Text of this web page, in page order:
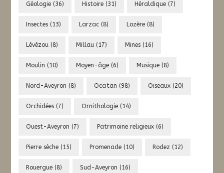
Géologie (36) Histoire (31) Héraldique (7)
Insectes (13) Larzac (8) Lozère (8)
Lévézou (8) Millau (17) Mines (16)
Moulin (10) Moyen-âge (6) Musique (8)
Nord-Aveyron (8) Occitan (98) Oiseaux (20)
Orchidées (7) Ornithologie (14)
Ouest-Aveyron (7) Patrimoine religieux (6)
Pierre sèche (15) Promenade (10) Rodez (12)
Rouergue (8) Sud-Aveyron (16)